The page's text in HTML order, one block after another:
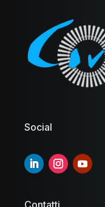
Social
Contatti